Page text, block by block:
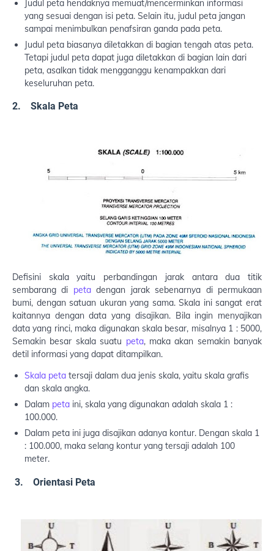
Judul peta hendaknya memuat/mencerminkan informasi
yang sesuai dengan isi peta. Selain itu, judul peta jangan
sampai menimbulkan penafsiran ganda pada peta.
Judul peta biasanya diletakkan di bagian tengah atas peta.
Tetapi judul peta dapat juga diletakkan di bagian lain dari
peta, asalkan tidak mengganggu kenampakkan dari
keseluruhan peta.
2. Skala Peta
Defisini skala yaitu perbandingan jarak antara dua titik
sembarang di petadengan jarak sebenarnya di permukaan
bumi, dengan satuan ukuran yang sama. Skala ini sangat erat
kaitannya dengan data yang disajikan. Bila ingin menyajikan
data yang rinci, maka digunakan skala besar, misalnya 1 : 5000,
Semakin besar skala suatu peta, maka akan semakin banyak
detil informasi yang dapat ditampilkan.
Skala peta tersaji dalam dua jenis skala, yaitu skala grafis
dan skala angka.
Dalam peta ini, skala yang digunakan adalah skala 1 :
100.000.
Dalam peta ini juga disajikan adanya kontur. Dengan skala 1
: 100.000, maka selang kontur yang tersaji adalah 100
meter.
3. Orientasi Peta